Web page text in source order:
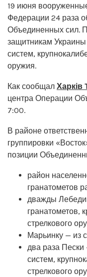
19 июня
Федерации 24 раза
Объединенных сил.
защитникам Украины
систем,
оружия.
Как сообщал Харків
центра Операции
7:00.
В районе
группировки
позиции
район
гранатометов
дважды
гранатометов,
стрелкового
Марьинку — из
два раза Пески
систем,
стрелкового